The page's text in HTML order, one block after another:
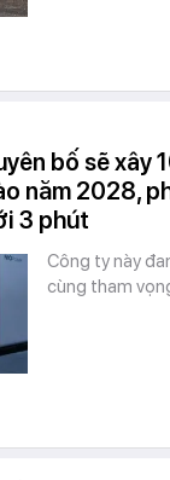
bố sẽ xây
năm 2028,
3 phút
Công ty này
cùng tham